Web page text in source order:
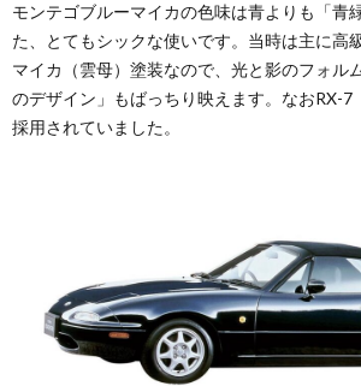
モンテゴブルーマイカの色味は青よりも「青
た、とてもシックな使いです。当時は主に高
マイカ（雲母）塗装なので、光と影のフォル
のデザイン」もばっちり映えます。なおRX-7
採用されていました。